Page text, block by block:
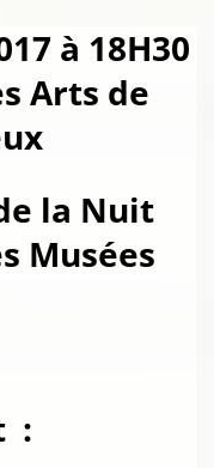
à 18H30
Arts de
la Nuit
Musées
: